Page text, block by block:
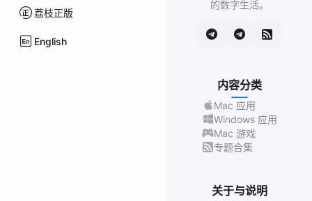
荔枝正版
English
的数字生活。
内容分类
Mac 应用
Windows 应用
Mac 游戏
专题合集
关于与说明